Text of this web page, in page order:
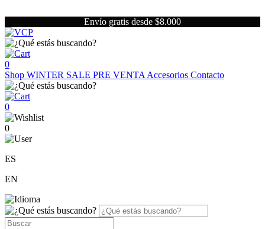
Envío gratis desde $8.000
0
Shop WINTER SALE PRE VENTA Accesorios Contacto
0
0
ES
EN